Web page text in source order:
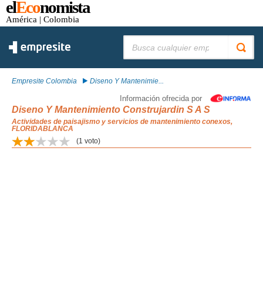
elEconomista
América | Colombia
Empresite Colombia Diseno Y Mantenimie...
Información ofrecida por
Diseno Y Mantenimiento Construjardin S A S
Actividades de paisajismo y servicios de mantenimiento conexos,
FLORIDABLANCA
(1 voto)